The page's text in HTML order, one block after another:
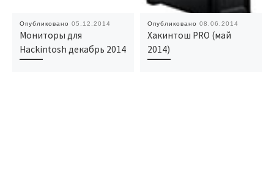
Опубликовано 05.12.2014
Мониторы для
Hackintosh декабрь 2014
Опубликовано 08.06.2014
Хакинтош PRO (май
2014)